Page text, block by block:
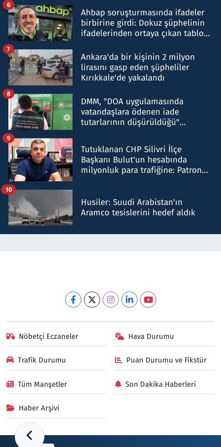
Ahbap soruşturmasında ifadeler
birbirine girdi: Dokuz şüphelinin
ifadelerinden ortaya çıkan tablo
6
Ankara'da bir kişinin 2 milyon
lirasını gasp eden şüpheliler
Kırıkkale'de yakalandı
7
DMM, "DOA uygulamasında
vatandaşlara ödenen iade
tutarlarının düşürüldüğü"
8
Tutuklanan CHP Silivri İlçe
Başkanı Bulut'un hesabında
milyonluk para trafiğine: Patron
9
Husiler: Suudi Arabistan'ın
Aramco tesislerini hedef aldık
10
Nöbetçi Eczaneler Hava Durumu
Trafik Durumu Puan Durumu ve Fikstür
Tüm Manşetler Son Dakika Haberleri
Haber Arşivi